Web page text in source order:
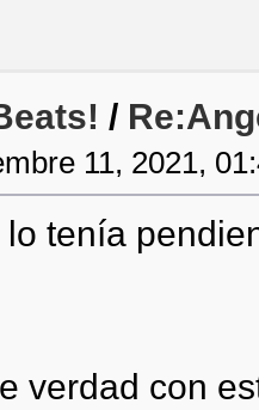
/
11, 2021,
tenía
verdad con